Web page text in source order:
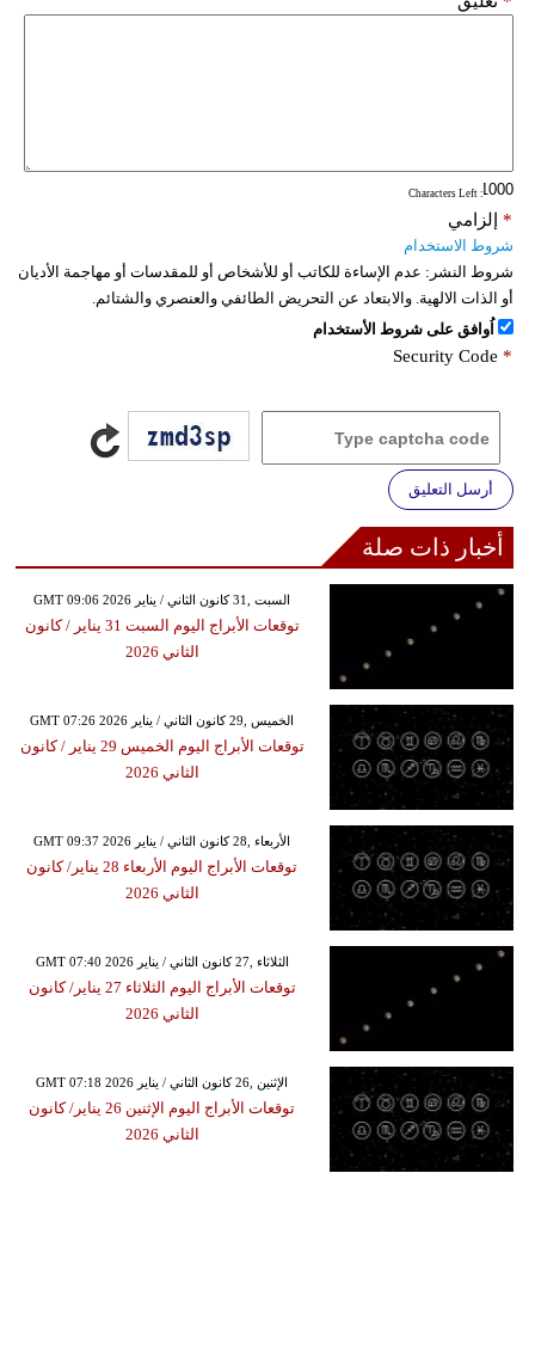
: Characters Left
إلزامي *
شروط الاستخدام
شروط النشر: عدم الإساءة للكاتب أو للأشخاص أو للمقدسات أو مهاجمة الأديان
أو الذات الالهية. والابتعاد عن التحريض الطائفي والعنصري والشتائم.
اُوافق على شروط الأستخدام
Security Code *
أرسل التعليق
أخبار ذات صلة
GMT 09:06 2026 السبت ,31 كانون الثاني / يناير
توقعات الأبراج​ اليوم السبت 31 يناير / كانون
الثاني 2026
GMT 07:26 2026 الخميس ,29 كانون الثاني / يناير
توقعات الأبراج​ اليوم الخميس 29 يناير / كانون
الثاني 2026
GMT 09:37 2026 الأربعاء ,28 كانون الثاني / يناير
توقعات الأبراج​ اليوم الأربعاء 28 يناير/ كانون
الثاني 2026
GMT 07:40 2026 الثلاثاء ,27 كانون الثاني / يناير
توقعات الأبراج​ اليوم الثلاثاء 27 يناير/ كانون
الثاني 2026
GMT 07:18 2026 الإثنين ,26 كانون الثاني / يناير
توقعات الأبراج​ اليوم الإثنين 26 يناير/ كانون
الثاني 2026